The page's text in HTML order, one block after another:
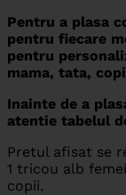
Pentru a plasa
pentru fiecare
pentru
mama, tata,
Inainte de a
atentie tabelul
Pretul afisat se
1 tricou alb
copii.